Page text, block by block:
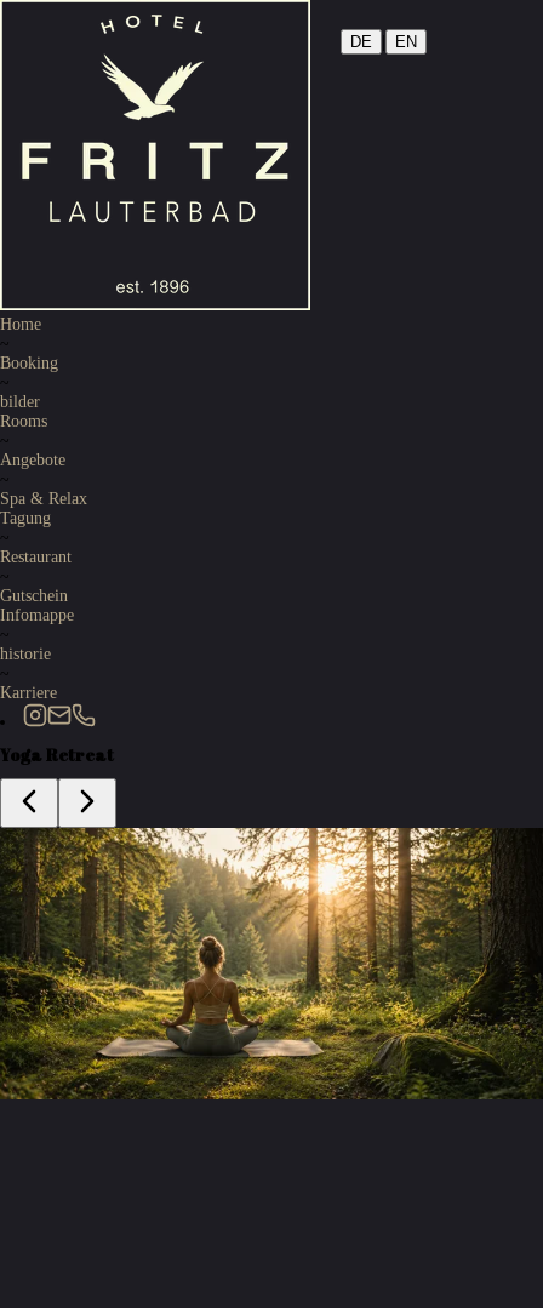
DE EN
Home
~
Booking
~
bilder
Rooms
~
Angebote
~
Spa & Relax
Tagung
~
Restaurant
~
Gutschein
Infomappe
~
historie
~
Karriere
Yoga Retreat